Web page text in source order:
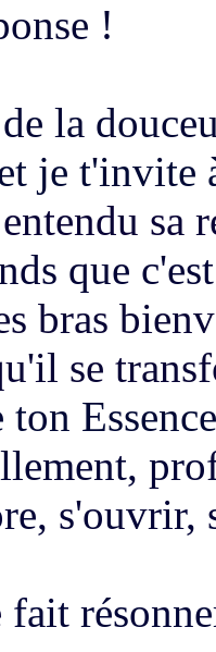
!
la
je t'invite
sa
que
bras
se
fait